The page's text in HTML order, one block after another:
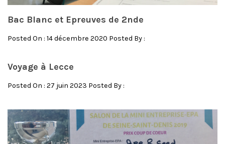
Bac Blanc et Epreuves de 2nde
Posted On : 14 décembre 2020 Posted By :
Voyage à Lecce
Posted On : 27 juin 2023 Posted By :